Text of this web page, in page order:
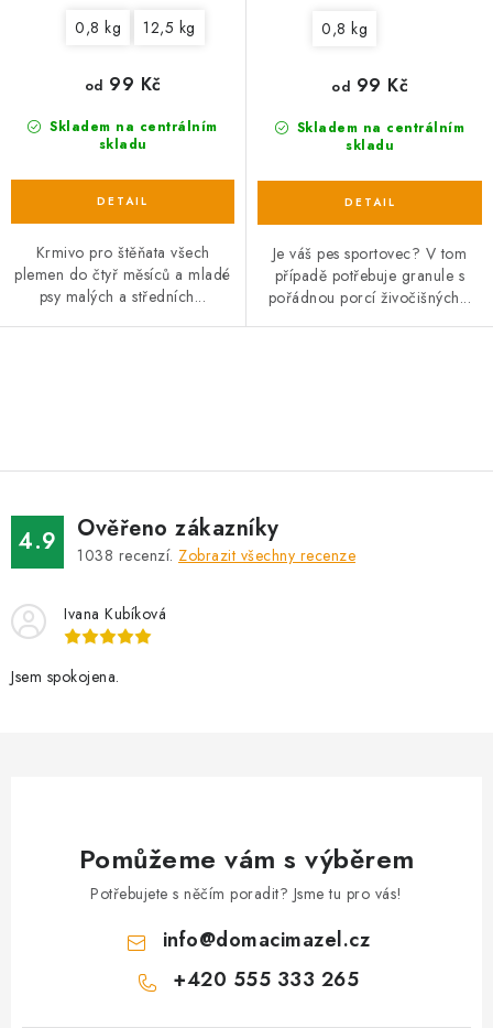
0,8 kg 12,5 kg
Skladem na centrálním
skladu
od 99 Kč
Krmivo pro štěňata všech
plemen do čtyř měsíců a mladé
psy malých a středních...
0,8 kg
Skladem na centrálním
skladu
od 99 Kč
Je váš pes sportovec? V tom
případě potřebuje granule s
pořádnou porcí živočišných...
á
d
a
c
p
v
4.9 Ověřeno zákazníky
1038 recenzí. Zobrazit všechny recenze
Ivana Kubíková
Jsem spokojena.
Pomůžeme vám s výběrem
Potřebujete s něčím poradit? Jsme tu pro vás!
info@domacimazel.cz
+420 555 333 265